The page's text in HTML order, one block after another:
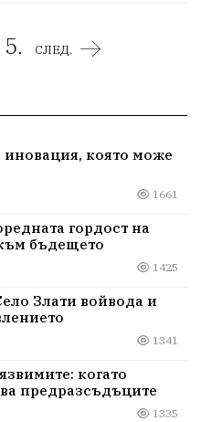
5. СЛЕД.
която може
1661
гордост на
бъдещето
1425
Злати войвода и
1341
когато
предразсъдъците
1335